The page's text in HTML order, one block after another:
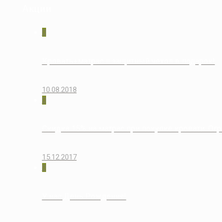
0
10.08.2018
0
15.12.2017
0